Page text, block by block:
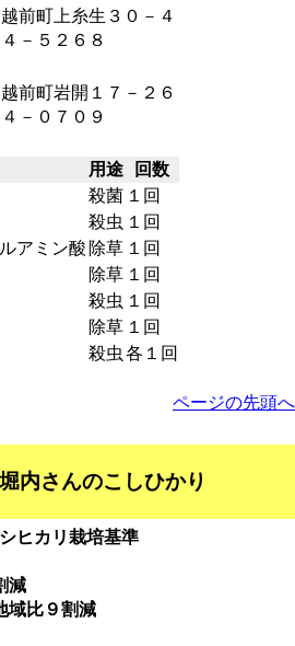
前町上糸生３０－４
－５２６８
前町岩開１７－２６
－０７０９
用途
回数
殺菌 １回
殺虫 １回
アミン酸 除草 １回
除草 １回
殺虫 １回
除草 １回
殺虫 各１回
ページの先頭へ
内さんのこしひかり
ヒカリ栽培基準
減
域比９割減